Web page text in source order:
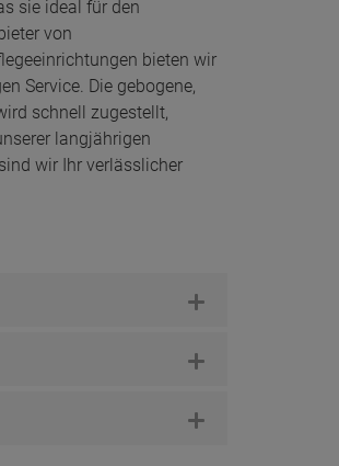
sie ideal für den
von
bieten wir
Service. Die gebogene,
schnell zugestellt,
langjährigen
wir Ihr verlässlicher